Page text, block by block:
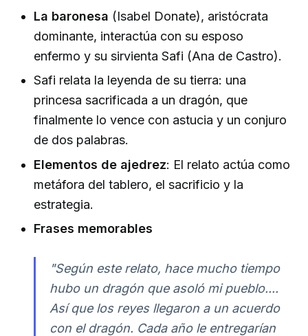
La baronesa (Isabel Donate), aristócrata
dominante, interactúa con su esposo
enfermo y su sirvienta Safi (Ana de Castro).
Safi relata la leyenda de su tierra: una
princesa sacrificada a un dragón, que
finalmente lo vence con astucia y un conjuro
de dos palabras.
Elementos de ajedrez: El relato actúa como
metáfora del tablero, el sacrificio y la
estrategia.
Frases memorables
"Según este relato, hace mucho tiempo
hubo un dragón que asoló mi pueblo....
Así que los reyes llegaron a un acuerdo
con el dragón. Cada año le entregarían